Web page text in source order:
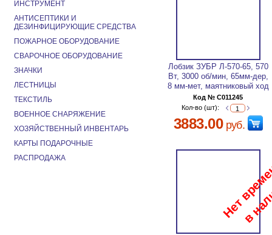
Лобзик ЗУБР Л-570-65, 570
Вт, 3000 об/мин, 65мм-дер,
8 мм-мет, маятниковый ход
Код № C011245
Кол-во (шт):
3883.00руб.
ИНСТРУМЕНТ
АНТИСЕПТИКИ И
ДЕЗИНФИЦИРУЮЩИЕ СРЕДСТВА
ПОЖАРНОЕ ОБОРУДОВАНИЕ
СВАРОЧНОЕ ОБОРУДОВАНИЕ
ЗНАЧКИ
ЛЕСТНИЦЫ
ТЕКСТИЛЬ
ВОЕННОЕ СНАРЯЖЕНИЕ
ХОЗЯЙСТВЕННЫЙ ИНВЕНТАРЬ
КАРТЫ ПОДАРОЧНЫЕ
РАСПРОДАЖА